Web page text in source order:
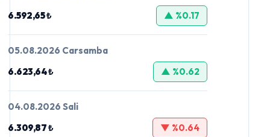
6.592,65 ₺
▲ %0.17
05.08.2026 Carsamba
6.623,64 ₺
▲ %0.62
04.08.2026 Sali
6.309,87 ₺
▼ %0.64